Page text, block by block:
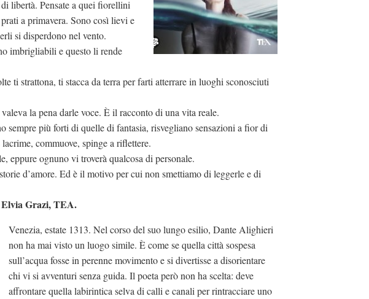
libertà. Pensate a quei fiorellini
a primavera. Sono così lievi e
si disperdono nel vento.
imbrigliabili e questo li rende
ti strattona, ti stacca da terra per farti atterrare in luoghi sconosciuti
la pena darle voce. È il racconto di una vita reale.
sempre più forti di quelle di fantasia, risvegliano sensazioni a fior di
commuove, spinge a riflettere.
eppure ognuno vi troverà qualcosa di personale.
d’amore. Ed è il motivo per cui non smettiamo di leggerle e di
Elvia Grazi, TEA.
Venezia, estate 1313. Nel corso del suo lungo esilio, Dante Alighieri
non ha mai visto un luogo simile. È come se quella città sospesa
sull’acqua fosse in perenne movimento e si divertisse a disorientare
chi vi si avventuri senza guida. Il poeta però non ha scelta: deve
affrontare quella labirintica selva di calli e canali per rintracciare uno